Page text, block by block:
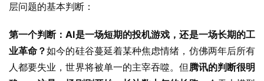
层问题的基本判断：
第一个判断：AI是一场短期的投机游戏，还是一场长期的工
业革命？如今的硅谷蔓延着某种焦虑情绪，仿佛两年后所有
人都要失业，世界将被单一的主宰吞噬。但 腾讯的判断很明